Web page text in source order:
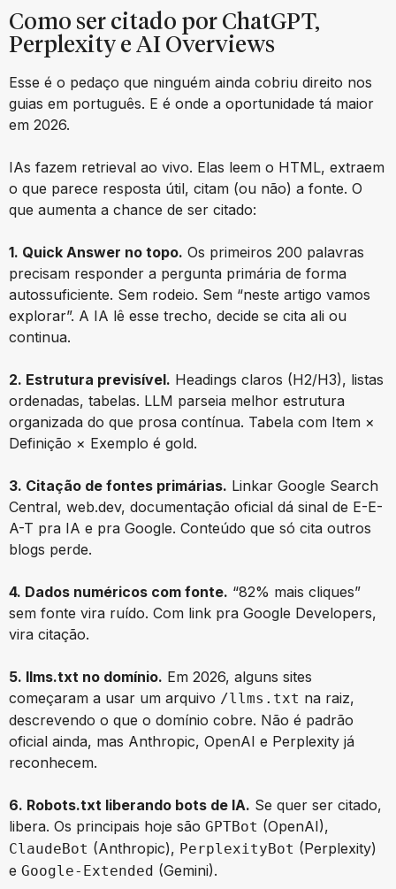
Como ser citado por ChatGPT,
Perplexity e AI Overviews
Esse é o pedaço que ninguém ainda cobriu direito nos
guias em português. E é onde a oportunidade tá maior
em 2026.
IAs fazem retrieval ao vivo. Elas leem o HTML, extraem
o que parece resposta útil, citam (ou não) a fonte. O
que aumenta a chance de ser citado:
1. Quick Answer no topo. Os primeiros 200 palavras
precisam responder a pergunta primária de forma
autossuficiente. Sem rodeio. Sem “neste artigo vamos
explorar”. A IA lê esse trecho, decide se cita ali ou
continua.
2. Estrutura previsível. Headings claros (H2/H3), listas
ordenadas, tabelas. LLM parseia melhor estrutura
organizada do que prosa contínua. Tabela com Item ×
Definição × Exemplo é gold.
3. Citação de fontes primárias. Linkar Google Search
Central, web.dev, documentação oficial dá sinal de E-E-
A-T pra IA e pra Google. Conteúdo que só cita outros
blogs perde.
4. Dados numéricos com fonte. “82% mais cliques”
sem fonte vira ruído. Com link pra Google Developers,
vira citação.
5. llms.txt no domínio. Em 2026, alguns sites
começaram a usar um arquivo /llms.txt na raiz,
descrevendo o que o domínio cobre. Não é padrão
oficial ainda, mas Anthropic, OpenAI e Perplexity já
reconhecem.
6. Robots.txt liberando bots de IA. Se quer ser citado,
libera. Os principais hoje são GPTBot (OpenAI),
ClaudeBot (Anthropic), PerplexityBot (Perplexity)
e Google-Extended (Gemini).